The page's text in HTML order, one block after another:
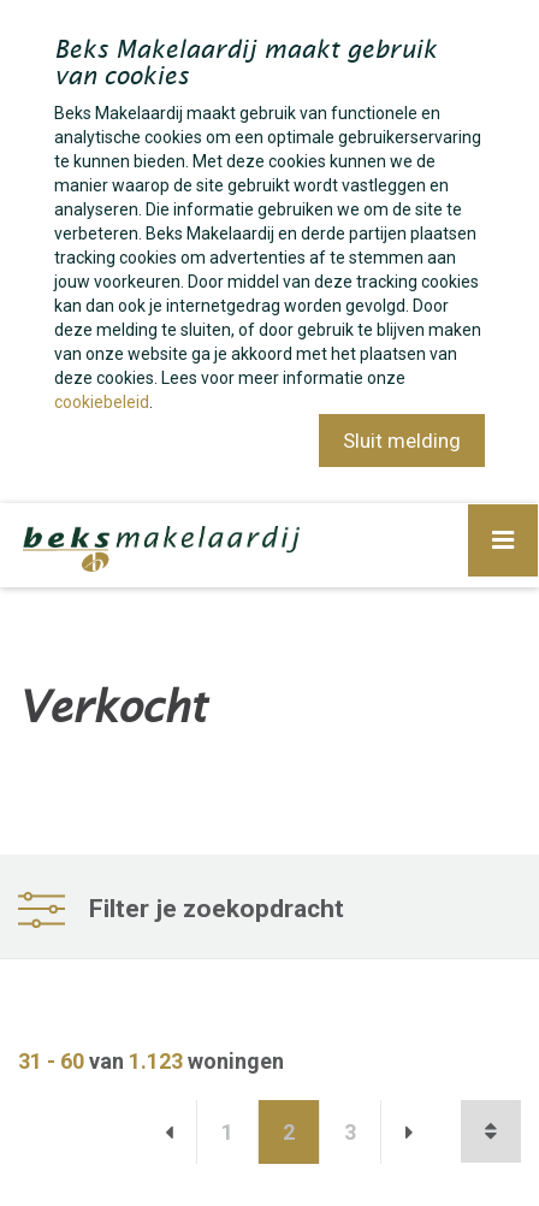
Beks Makelaardij maakt gebruik
van cookies
Beks Makelaardij maakt gebruik van functionele en
analytische cookies om een optimale gebruikerservaring
te kunnen bieden. Met deze cookies kunnen we de
manier waarop de site gebruikt wordt vastleggen en
analyseren. Die informatie gebruiken we om de site te
verbeteren. Beks Makelaardij en derde partijen plaatsen
tracking cookies om advertenties af te stemmen aan
jouw voorkeuren. Door middel van deze tracking cookies
kan dan ook je internetgedrag worden gevolgd. Door
deze melding te sluiten, of door gebruik te blijven maken
van onze website ga je akkoord met het plaatsen van
deze cookies. Lees voor meer informatie onze
cookiebeleid
Sluit melding
Verkocht
Filter je zoekopdracht
31 - 60van 1.123woningen
1 2 3